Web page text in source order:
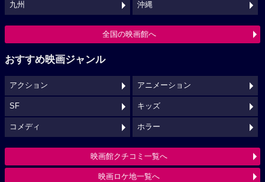
九州 沖縄
全国の映画館へ
おすすめ映画ジャンル
アクション アニメーション
SF キッズ
コメディ ホラー
映画館クチコミ一覧へ
映画ロケ地一覧へ